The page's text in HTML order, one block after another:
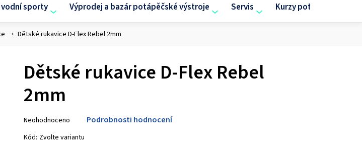
vodní sporty Výprodej a bazár potápěčské výstroje Servis Kurzy potápění
Dětské rukavice D-Flex Rebel 2mm
Dětské rukavice D-Flex Rebel
2mm
hodnocení
produktu
Neohodnoceno Podrobnosti hodnocení
Kód: Zvolte variantu